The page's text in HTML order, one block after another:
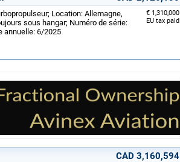
€ 1,310,000
EU tax paid
Location: Allemagne,
sous hangar; Numéro de série:
annuelle: 6/2025
CAD 3,160,594